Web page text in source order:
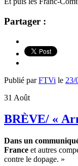
Partager :
Publié parFTVi le 23/
31 Août
BRÈVE/ «
Dans un
France et autres
contre le dopage. »